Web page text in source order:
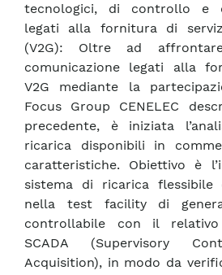
tecnologici, di controllo e
legati alla fornitura di
(V2G): Oltre ad
comunicazione legati alla
V2G mediante la
Focus Group CENELEC
precedente, è iniziata
ricarica disponibili in
caratteristiche. Obiettivo è
sistema di ricarica
nella test facility di
controllabile con il
SCADA (Supervisory
Acquisition), in modo da